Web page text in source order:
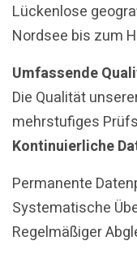
Lückenlose
Nordsee bis zum
Umfassende
Die Qualität
mehrstufiges
Kontinuierliche
Permanente
Systematische
Regelmäßiger